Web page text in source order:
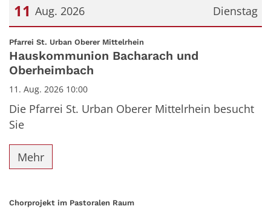
Dienstag
11 Aug. 2026
Datum: 11. August 2026
Pfarrei St. Urban Oberer Mittelrhein
Hauskommunion Bacharach und
Oberheimbach
11. Aug. 2026 10:00
Die Pfarrei St. Urban Oberer Mittelrhein besucht
Sie
Mehr
Chorprojekt im Pastoralen Raum: